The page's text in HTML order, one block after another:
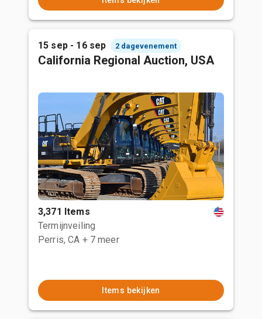
15 sep - 16 sep 2 dagevenement
California Regional Auction, USA
3,371 Items
Termijnveiling
Perris, CA + 7 meer
Items bekijken